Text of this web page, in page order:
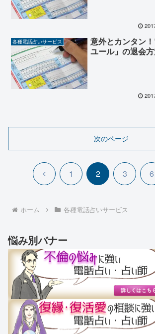
各種電話占いサービス
意外とカンタン
ユール」の退会
次のページ
前
1 2 3 6
ホーム 各種電話占いサービス
悩み別バナー